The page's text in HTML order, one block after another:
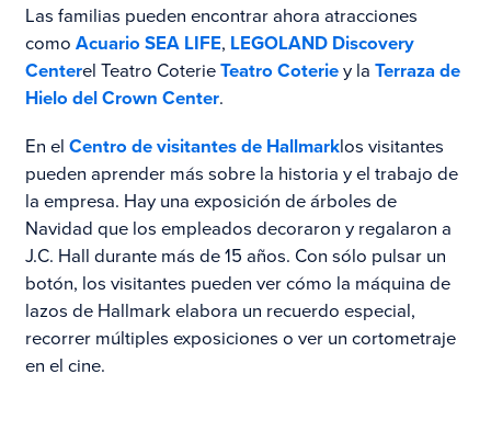
Las familias pueden encontrar ahora atracciones
como Acuario SEA LIFE, LEGOLAND Discovery
Centerel Teatro CoterieTeatro Coteriey la Terraza de
Hielo del Crown Center.
En el Centro de visitantes de Hallmarklos visitantes
pueden aprender más sobre la historia y el trabajo de
la empresa. Hay una exposición de árboles de
Navidad que los empleados decoraron y regalaron a
J.C. Hall durante más de 15 años. Con sólo pulsar un
botón, los visitantes pueden ver cómo la máquina de
lazos de Hallmark elabora un recuerdo especial,
recorrer múltiples exposiciones o ver un cortometraje
en el cine.